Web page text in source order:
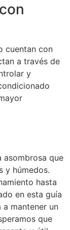
cuentan con
a través de
y
asombrosa que
y húmedos.
hasta
en esta guía
mantener un
que